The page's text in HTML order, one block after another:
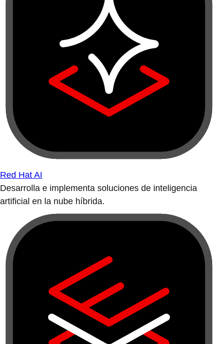
Red Hat AI
Desarrolla e implementa soluciones de inteligencia
artificial en la nube híbrida.